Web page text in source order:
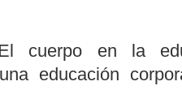
cuerpo en la
educación